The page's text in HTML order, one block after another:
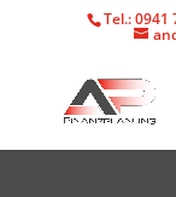
Tel.: 0941